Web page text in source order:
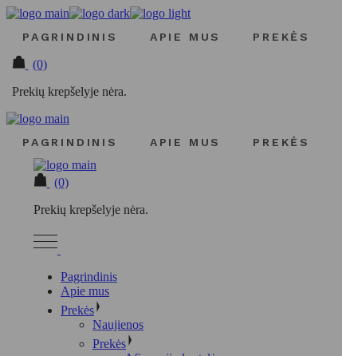
Pereiti
turinio
PAGRINDINIS APIE MUS PREKĖS
(0)
Prekių krepšelyje nėra.
PAGRINDINIS APIE MUS PREKĖS
(0)
Prekių krepšelyje nėra.
Pagrindinis
Apie mus
Prekės
Naujienos
Prekės